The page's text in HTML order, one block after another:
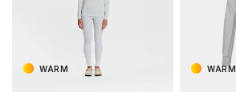
WARM WARM